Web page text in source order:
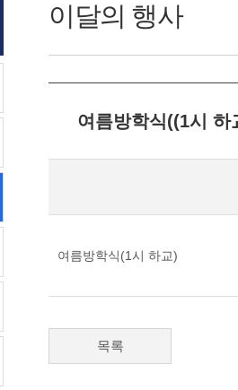
이달의 행사
여름방학식((1시 하
여름방학식(1시 하교)
목록